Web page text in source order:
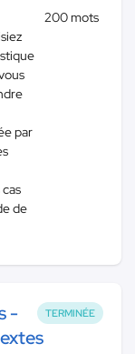
par
de
200 mots
TERMINÉE
-